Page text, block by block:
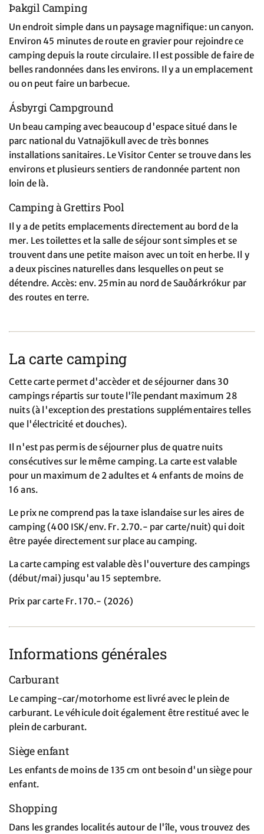
Þakgil Camping
Un endroit simple dans un paysage magnifique: un canyon.
Environ 45 minutes de route en gravier pour rejoindre ce
camping depuis la route circulaire. Il est possible de faire de
belles randonnées dans les environs. Il y a un emplacement
ou on peut faire un barbecue.
Ásbyrgi Campground
Un beau camping avec beaucoup d'espace situé dans le
parc national du Vatnajökull avec de très bonnes
installations sanitaires. Le Visitor Center se trouve dans les
environs et plusieurs sentiers de randonnée partent non
loin de là.
Camping à Grettirs Pool
Il y a de petits emplacements directement au bord de la
mer. Les toilettes et la salle de séjour sont simples et se
trouvent dans une petite maison avec un toit en herbe. Il y
a deux piscines naturelles dans lesquelles on peut se
détendre. Accès: env. 25min au nord de Sauðárkrókur par
des routes en terre.
La carte camping
Cette carte permet d'accèder et de séjourner dans 30
campings répartis sur toute l'île pendant maximum 28
nuits (à l'exception des prestations supplémentaires telles
que l'électricité et douches).
Il n'est pas permis de séjourner plus de quatre nuits
consécutives sur le même camping. La carte est valable
pour un maximum de 2 adultes et 4 enfants de moins de
16 ans.
Le prix ne comprend pas la taxe islandaise sur les aires de
camping (400 ISK/env. Fr. 2.70.- par carte/nuit) qui doit
être payée directement sur place au camping.
La carte camping est valable dès l'ouverture des campings
(début/mai) jusqu'au 15 septembre.
Prix par carte Fr. 170.- (2026)
Informations générales
Carburant
Le camping-car/motorhome est livré avec le plein de
carburant. Le véhicule doit également être restitué avec le
plein de carburant.
Siège enfant
Les enfants de moins de 135 cm ont besoin d'un siège pour
enfant.
Shopping
Dans les grandes localités autour de l'île, vous trouvez des